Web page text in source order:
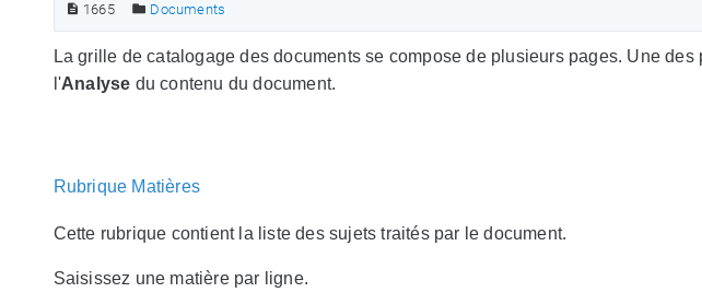
1665 Documents
La grille de catalogage des documents se compose de plusieurs pages. Une
l'Analyse du contenu du document.
Rubrique Matières
Cette rubrique contient la liste des sujets traités par le document.
Saisissez une matière par ligne.